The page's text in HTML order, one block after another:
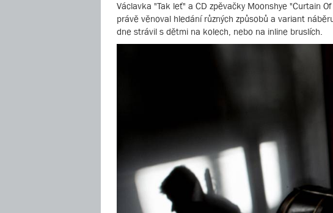
Václavka "Tak leť" a CD zpěvačky Moonshye "Curtain
právě věnoval hledání různých způsobů a variant
dne strávil s dětmi na kolech, nebo na inline bruslích.